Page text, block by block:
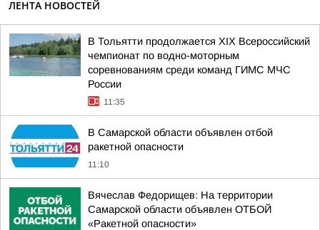
ЛЕНТА НОВОСТЕЙ
В Тольятти продолжается XIX Всероссийский
чемпионат по водно-моторным
соревнованиям среди команд ГИМС МЧС
России
11:35
В Самарской области объявлен отбой
ракетной опасности
11:10
Вячеслав Федорищев: На территории
Самарской области объявлен ОТБОЙ
«Ракетной опасности»